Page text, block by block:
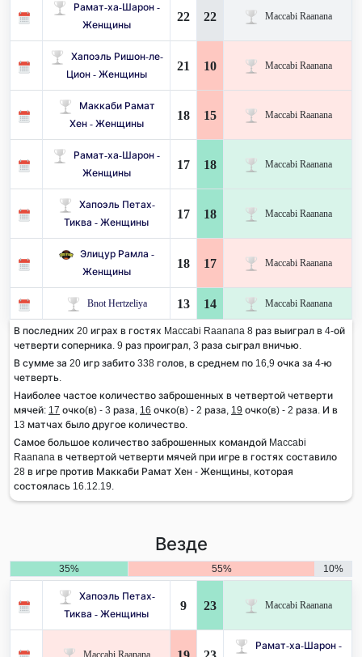
Рамат-ха-Шарон -
Женщины
22 22 Maccabi Raanana
Хапоэль Ришон-ле-
Цион - Женщины
21 10 Maccabi Raanana
Маккаби Рамат
Хен - Женщины
18 15 Maccabi Raanana
Рамат-ха-Шарон -
Женщины
17 18 Maccabi Raanana
Хапоэль Петах-
Тиква - Женщины
17 18 Maccabi Raanana
Элицур Рамла -
Женщины
18 17 Maccabi Raanana
Bnot Hertzeliya 13 14 Maccabi Raanana
В последних 20 играх в гостях Maccabi Raanana 8 раз выиграл в 4-ой
четверти соперника. 9 раз проиграл, 3 раза сыграл вничью.
В сумме за 20 игр забито 338 голов, в среднем по 16,9 очка за 4-ю
четверть.
Наиболее частое количество заброшенных в четвертой четверти
мячей: 17 очко(в) - 3 раза, 16 очко(в) - 2 раза, 19 очко(в) - 2 раза. И в
13 матчах было другое количество.
Самое большое количество заброшенных командой Maccabi
Raanana в четвертой четверти мячей при игре в гостях составило
28 в игре против Маккаби Рамат Хен - Женщины, которая
состоялась 16.12.19.
Везде
35% 55% 10%
Хапоэль Петах-
Тиква - Женщины
9 23 Maccabi Raanana
Maccabi Raanana
Рамат-ха-Шарон -